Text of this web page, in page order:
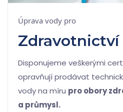
Úprava vody pro
Zdravotnictví
Disponujeme veškerými
opravňují prodávat
vody na míru pro obory
a průmysl.